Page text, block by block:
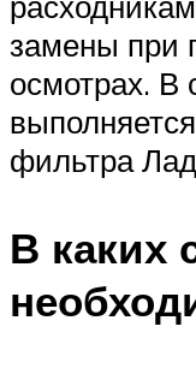
замены при
осмотрах. В
фильтра
В каких